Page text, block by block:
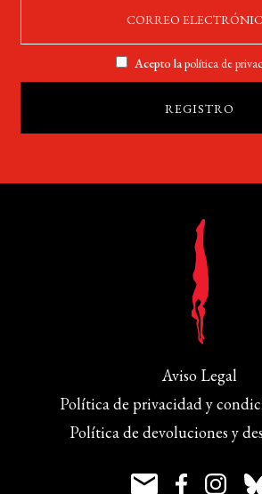
Acepto lapolítica de
Aviso Legal
Política de privacidad y
Política de devoluciones y